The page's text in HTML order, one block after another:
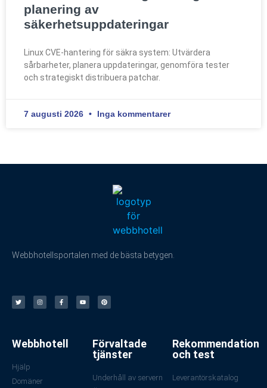
planering av
säkerhetsuppdateringar
Linux CVE-hantering för säkra system: Utvärdera
sårbarheter, planera uppdateringar, genomföra tester
och strategiskt distribuera patchar.
7 augusti 2026 Inga kommentarer
Webbhotellsportalen med de bästa betygen.
Webbhotell
Hjälp
Domäner
Förvaltade
tjänster
Underhåll av servern
Rekommendation
och test
Leverantörskatalog